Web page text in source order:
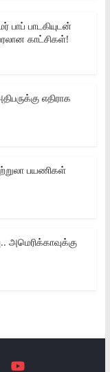
பாப் பாடகியுடன்
காட்சிகள்!
எதிராக
பயணிகள்
அமெரிக்காவுக்கு